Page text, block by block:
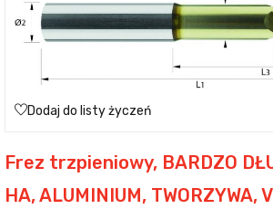
Dodaj do listy życzeń
Frez trzpieniowy, BARDZO
HA, ALUMINIUM, TWORZYWA,